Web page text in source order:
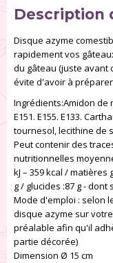
Description
Disque azyme
rapidement vos
du gâteau (juste avant
évite d'avoir à
Ingrédients:Amidon de
E151. E155. E133.
tournesol, lecithine de
Peut contenir des
nutritionnelles
kJ – 359 kcal / matières
g / glucides :87 g - dont
Mode d'emploi : selon
disque azyme sur
préalable afin qu'il
partie décorée)
Dimension Ø 15 cm